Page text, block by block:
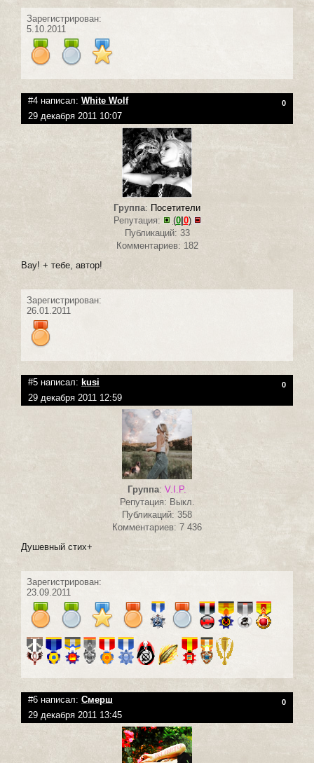
Зарегистрирован:
5.10.2011
#4 написал: White Wolf 0
29 декабря 2011 10:07
Группа: Посетители
Репутация:
(0| 0)
Публикаций: 33
Комментариев: 182
Вау! + тебе, автор!
Зарегистрирован:
26.01.2011
#5 написал: kusi 0
29 декабря 2011 12:59
Группа: V.I.P.
Репутация: Выкл.
Публикаций: 358
Комментариев: 7 436
Душевный стих+
Зарегистрирован:
23.09.2011
#6 написал: Смерш 0
29 декабря 2011 13:45